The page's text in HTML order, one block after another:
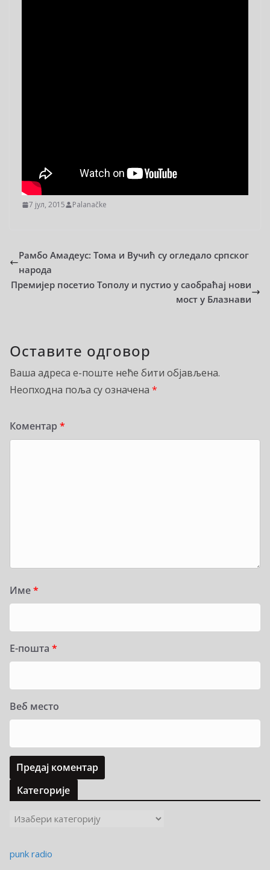
7 јул, 2015 Palanačke
Рамбо Амадеус: Тома и Вучић су огледало српског
народа
Премијер посетио Тополу и пустио у саобраћај нови
мост у Блазнави
Оставите одговор
Ваша адреса е-поште неће бити објављена.
Неопходна поља су означена *
Коментар *
Име*
Е-пошта *
Веб место
Категорије
е
punk radio